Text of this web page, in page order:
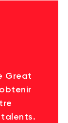
Great